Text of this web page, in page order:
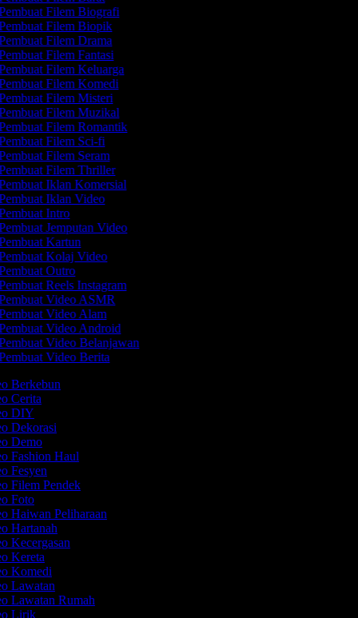
Filem Biografi
Filem Biopik
Filem Drama
Filem Fantasi
Filem Keluarga
Filem Komedi
Filem Misteri
Filem Muzikal
Filem Romantik
Filem Sci-fi
Filem Seram
Filem Thriller
Iklan Komersial
Iklan Video
Intro
Jemputan Video
Kartun
Kolaj Video
Outro
Reels Instagram
Video ASMR
Video Alam
Video Android
Video Belanjawan
Video Berita
Berkebun
Cerita
DIY
Dekorasi
Demo
Fashion Haul
Fesyen
Filem Pendek
Foto
Haiwan Peliharaan
Hartanah
Kecergasan
Kereta
Komedi
Lawatan
Lawatan Rumah
Lirik